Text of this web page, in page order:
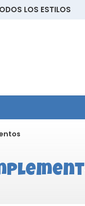
LOS ESTILOS